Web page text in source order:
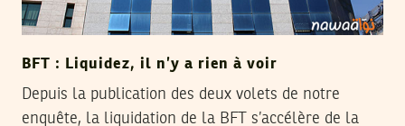
BFT : Liquidez, il n’y a rien à voir
Depuis la publication des deux volets de notre
enquête, la liquidation de la BFT s’accélère de la